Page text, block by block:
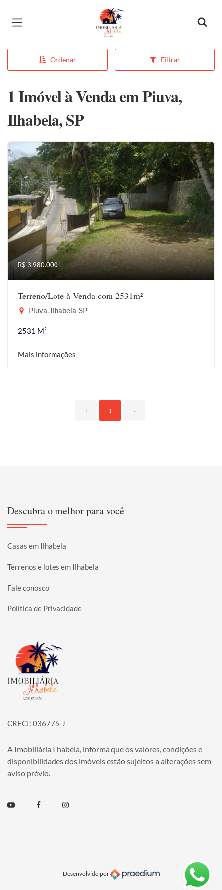
Página inicial
Ordenar Filtrar
1 Imóvel à Venda em Piuva,
Ilhabela, SP
R$ 3.980.000
Terreno/Lote à Venda com 2531m²
Piuva, Ilhabela-SP
2531 M²
Mais informações
‹ 1 ›
Descubra o melhor para você
Casas em Ilhabela
Terrenos e lotes em Ilhabela
Fale conosco
Política de Privacidade
Página inicial
CRECI: 036776-J
A Imobiliária Ilhabela, informa que os valores, condições e
disponibilidades dos imóveis estão sujeitos a alterações sem
aviso prévio.
Youtube FacebookInstagram
Desenvolvido por